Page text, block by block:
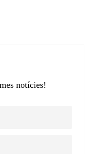
notícies!